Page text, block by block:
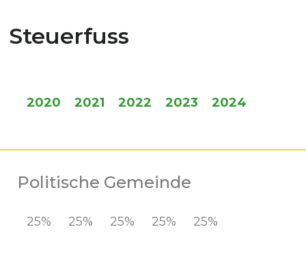
Steuerfuss
2020 2021 2022 2023 2024
Politische Gemeinde
25% 25% 25% 25% 25%